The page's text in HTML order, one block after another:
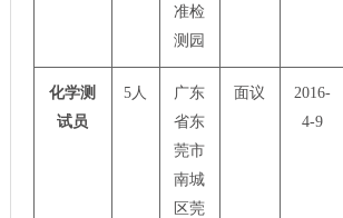
准检
测园
化学测
试员
5人
广东
省东
莞市
南城
区莞
面议
2016-
4-9